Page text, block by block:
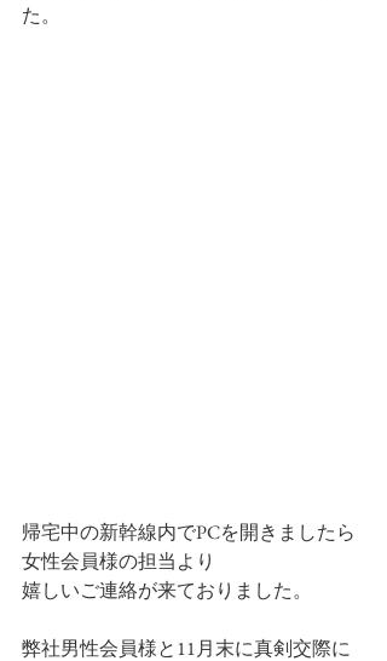
た。
帰宅中の新幹線内でPCを開きましたら
女性会員様の担当より
嬉しいご連絡が来ておりました。
弊社男性会員様と11月末に真剣交際に